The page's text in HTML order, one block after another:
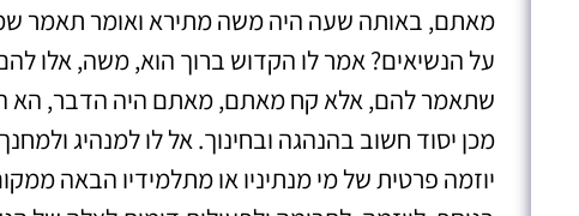
מאתם, באותה שעה היה משה מתירא ואומר תאמר
על הנשיאים? אמר לו הקדוש ברוך הוא, משה, אלו להם
שתאמר להם, אלא קח מאתם, מאתם היה הדבר, הא
מכן יסוד חשוב בהנהגה ובחינוך. אל לו למנהיג
יוזמה פרטית של מי מנתיניו או מתלמידיו הבאה